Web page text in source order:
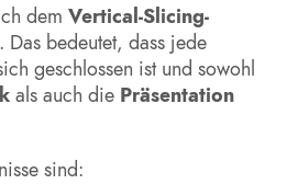
dem Vertical-Slicing-
Das bedeutet, dass jede
geschlossen ist und sowohl
als auch die Präsentation
sind: